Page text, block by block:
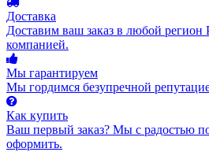
Доставка
Доставим ваш заказ в любой регион
компанией.
Мы гарантируем
Мы гордимся безупречной
Как купить
Ваш первый заказ? Мы с радостью
оформить.